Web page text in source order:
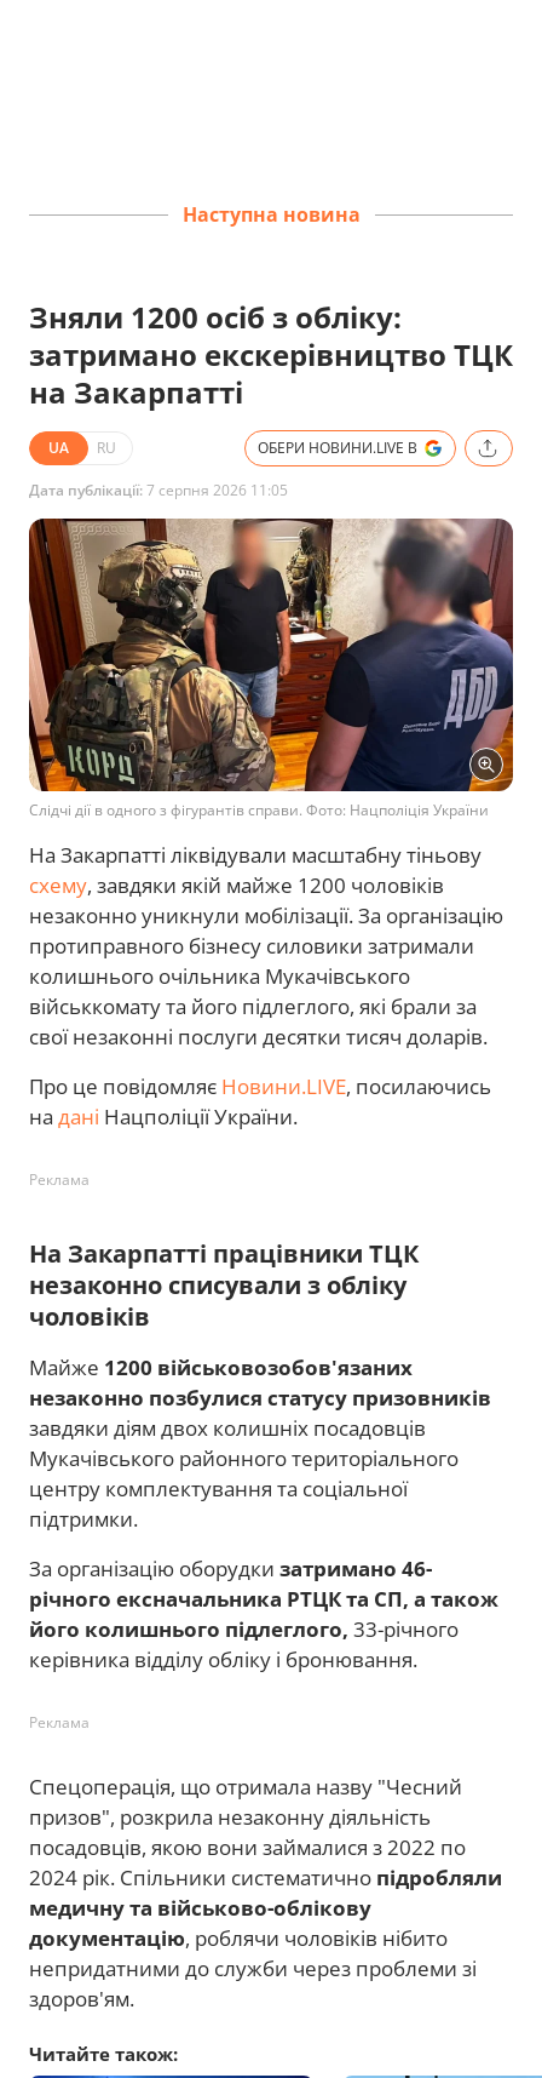
Наступна новина
Зняли 1200 осіб з обліку:
затримано екскерівництво ТЦК
на Закарпатті
UA RU ОБЕРИ НОВИНИ.LIVE В
Дата публікації:7 серпня 2026 11:05
Слідчі дії в одного з фігурантів справи. Фото: Нацполіція України
На Закарпатті ліквідували масштабну тіньову
схему, завдяки якій майже 1200 чоловіків
незаконно уникнули мобілізації. За організацію
протиправного бізнесу силовики затримали
колишнього очільника Мукачівського
військкомату та його підлеглого, які брали за
свої незаконні послуги десятки тисяч доларів.
Про це повідомляє Новини.LIVE, посилаючись
на дані Нацполіції України.
Реклама
На Закарпатті працівники ТЦК
незаконно списували з обліку
чоловіків
Майже 1200 військовозобов'язаних
незаконно позбулися статусу призовників
завдяки діям двох колишніх посадовців
Мукачівського районного територіального
центру комплектування та соціальної
підтримки.
За організацію оборудки затримано 46-
річного ексначальника РТЦК та СП, а також
його колишнього підлеглого, 33-річного
керівника відділу обліку і бронювання.
Реклама
Спецоперація, що отримала назву "Чесний
призов", розкрила незаконну діяльність
посадовців, якою вони займалися з 2022 по
2024 рік. Спільники систематично підробляли
медичну та військово-облікову
документацію, роблячи чоловіків нібито
непридатними до служби через проблеми зі
здоров'ям.
Читайте також: